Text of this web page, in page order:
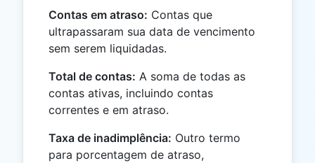
Contas em atraso: Contas que
ultrapassaram sua data de vencimento
sem serem liquidadas.
Total de contas: A soma de todas as
contas ativas, incluindo contas
correntes e em atraso.
Taxa de inadimplência: Outro termo
para porcentagem de atraso,